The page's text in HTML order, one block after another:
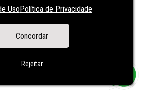
UsoPolítica de Privacidade
Concordar
Rejeitar